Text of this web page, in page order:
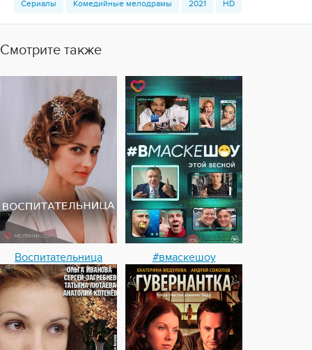
Сериалы Комедийные мелодрамы 2021 HD
Смотрите также
Воспитательница #вмаскешоу